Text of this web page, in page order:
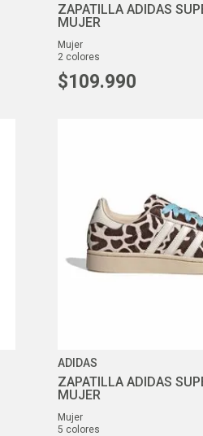
ZAPATILLA ADIDAS
MUJER
mujer
2 colores
$109.990
ADIDAS
ZAPATILLA ADIDAS
MUJER
mujer
5 colores